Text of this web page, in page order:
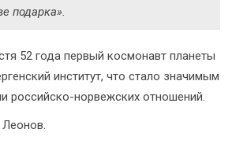
подарка».
52 года первый космонавт планеты
институт, что стало значимым
российско-норвежских отношений.